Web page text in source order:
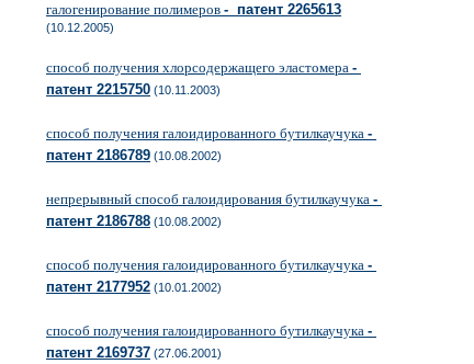
галогенирование полимеров - патент 2265613
(10.12.2005)
способ получения хлорсодержащего эластомера -
патент 2215750 (10.11.2003)
способ получения галоидированного бутилкаучука -
патент 2186789 (10.08.2002)
непрерывный способ галоидирования бутилкаучука -
патент 2186788 (10.08.2002)
способ получения галоидированного бутилкаучука -
патент 2177952 (10.01.2002)
способ получения галоидированного бутилкаучука -
патент 2169737 (27.06.2001)